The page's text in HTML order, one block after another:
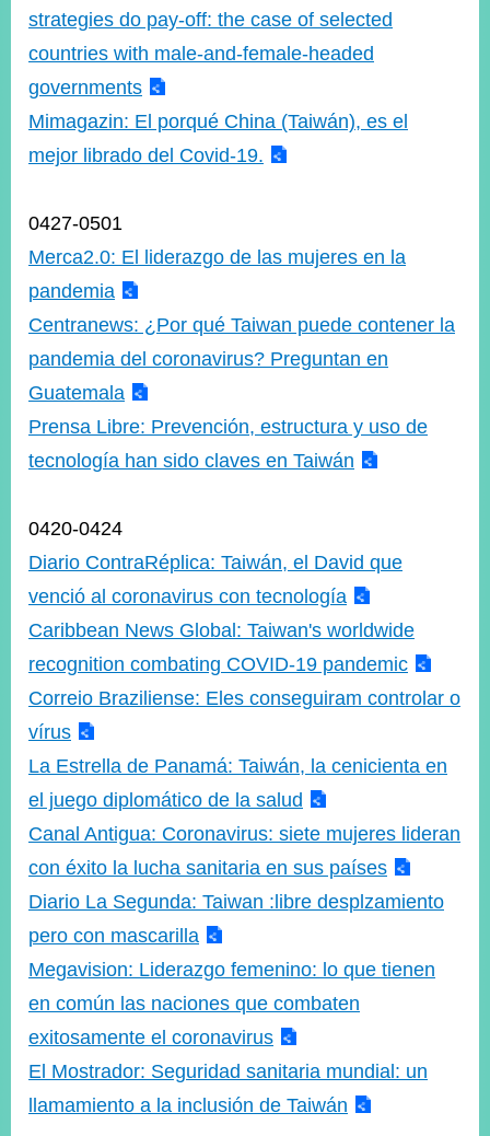
strategies do pay-off: the case of selected
countries with male-and-female-headed
governments
Mimagazin: El porqué China (Taiwán), es el
mejor librado del Covid-19.
0427-0501
Merca2.0: El liderazgo de las mujeres en la
pandemia
Centranews: ¿Por qué Taiwan puede contener la
pandemia del coronavirus? Preguntan en
Guatemala
Prensa Libre: Prevención, estructura y uso de
tecnología han sido claves en Taiwán
0420-0424
Diario ContraRéplica: Taiwán, el David que
venció al coronavirus con tecnología
Caribbean News Global: Taiwan's worldwide
recognition combating COVID-19 pandemic
Correio Braziliense: Eles conseguiram controlar o
vírus
La Estrella de Panamá: Taiwán, la cenicienta en
el juego diplomático de la salud
Canal Antigua: Coronavirus: siete mujeres lideran
con éxito la lucha sanitaria en sus países
Diario La Segunda: Taiwan :libre desplzamiento
pero con mascarilla
Megavision: Liderazgo femenino: lo que tienen
en común las naciones que combaten
exitosamente el coronavirus
El Mostrador: Seguridad sanitaria mundial: un
llamamiento a la inclusión de Taiwán